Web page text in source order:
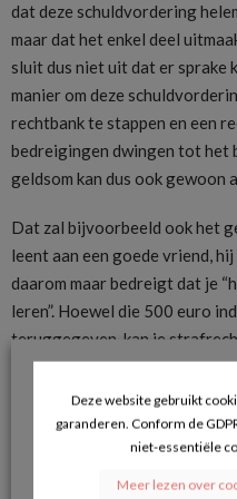
dat deze schuldvordering
maar dat het enkel deel
sluit dus niet uit dat er sprake
manier om deze
rechtbank te stappen en een
bedreigingen dwingen tot het
geldsom kan dus ook gewoon
Dat zal bijvoorbeeld ook het
leent aan een goede vriend,
daarom maar bedreigt dat je
leren”. Hoewel die 500 euro
teruggegeven, kan je
vervolgd.
Anderzijds mag de loodgieter
betaalde jou ook niet
Deze website gebruikt
garanderen. Conform de
niet-essentiële
Meer lezen over